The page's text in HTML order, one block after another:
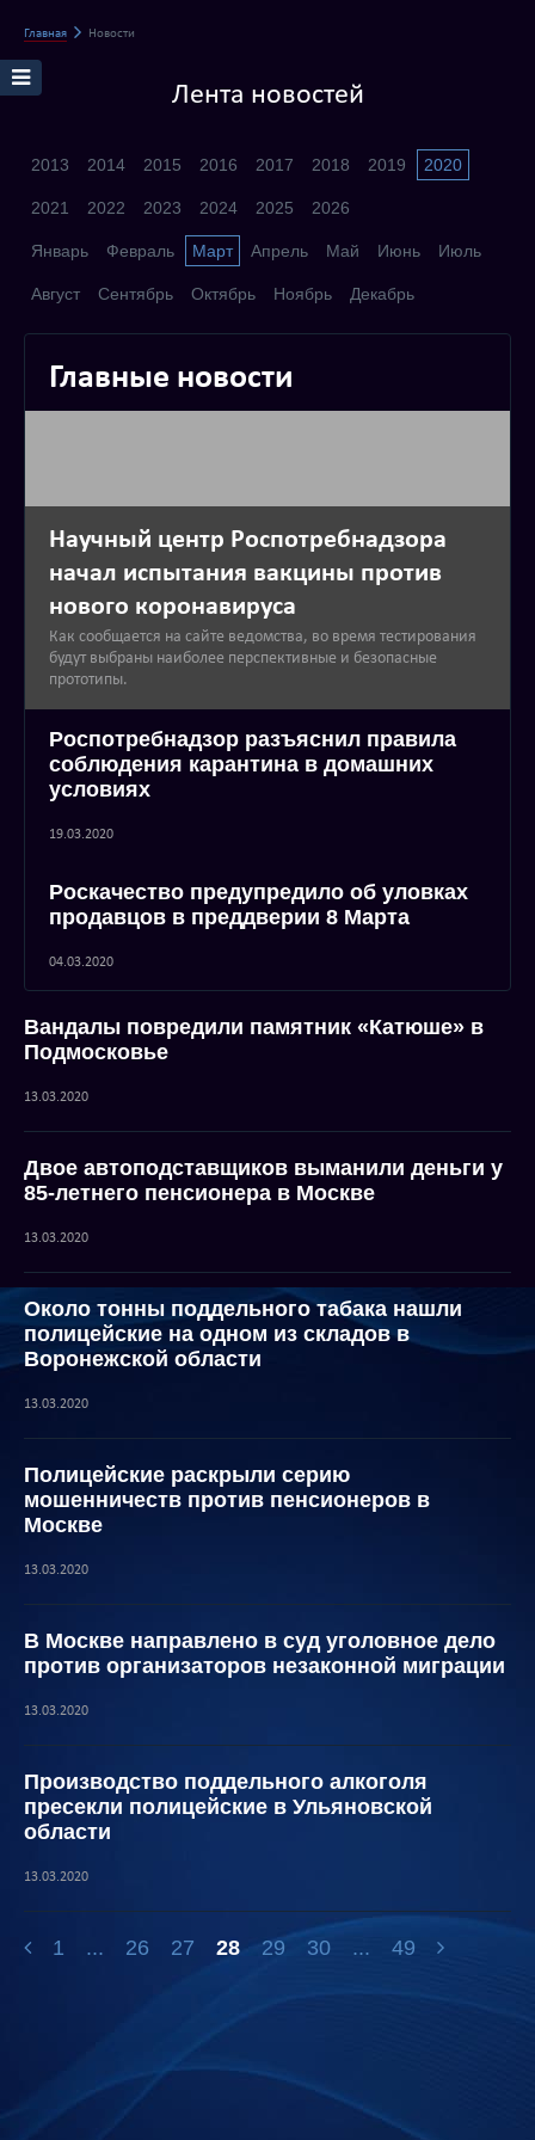
Главная Новости
Лента новостей
2013 2014 2015 2016 2017 2018 2019 2020
2021 2022 2023 2024 2025 2026
Январь Февраль Март Апрель Май Июнь Июль
Август Сентябрь Октябрь Ноябрь Декабрь
Главные новости
Научный центр Роспотребнадзора
начал испытания вакцины против
нового коронавируса
Как сообщается на сайте ведомства, во время тестирования
будут выбраны наиболее перспективные и безопасные
прототипы.
Роспотребнадзор разъяснил правила
соблюдения карантина в домашних
условиях
19.03.2020
Роскачество предупредило об уловках
продавцов в преддверии 8 Марта
04.03.2020
Вандалы повредили памятник «Катюше» в
Подмосковье
13.03.2020
Двое автоподставщиков выманили деньги у
85-летнего пенсионера в Москве
13.03.2020
Около тонны поддельного табака нашли
полицейские на одном из складов в
Воронежской области
13.03.2020
Полицейские раскрыли серию
мошенничеств против пенсионеров в
Москве
13.03.2020
В Москве направлено в суд уголовное дело
против организаторов незаконной миграции
13.03.2020
Производство поддельного алкоголя
пресекли полицейские в Ульяновской
области
13.03.2020
1 ... 26 27 28 29 30 ... 49